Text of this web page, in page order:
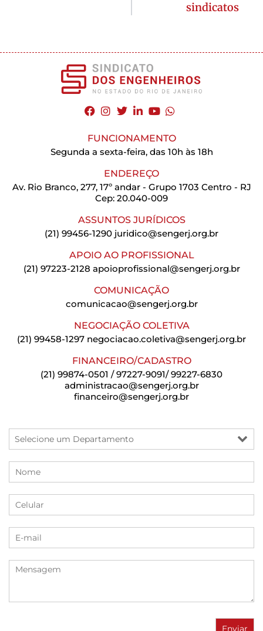
sindicatos
FUNCIONAMENTO
Segunda a sexta-feira, das 10h às 18h
ENDEREÇO
Av. Rio Branco, 277, 17º andar - Grupo 1703 Centro - RJ
Cep: 20.040-009
ASSUNTOS JURÍDICOS
(21) 99456-1290 juridico@sengerj.org.br
APOIO AO PROFISSIONAL
(21) 97223-2128 apoioprofissional@sengerj.org.br
COMUNICAÇÃO
comunicacao@sengerj.org.br
NEGOCIAÇÃO COLETIVA
(21) 99458-1297 negociacao.coletiva@sengerj.org.br
FINANCEIRO/CADASTRO
(21) 99874-0501 / 97227-9091/ 99227-6830
administracao@sengerj.org.br
financeiro@sengerj.org.br